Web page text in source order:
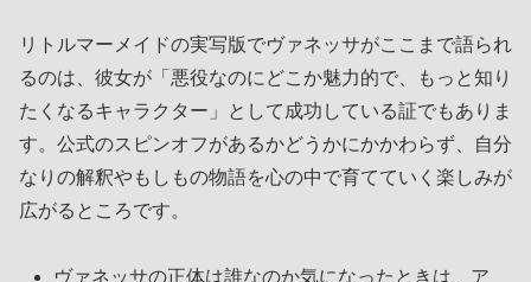
リトルマーメイドの実写版でヴァネッサがここまで語られ
るのは、彼女が「悪役なのにどこか魅力的で、もっと知り
たくなるキャラクター」として成功している証でもありま
す。公式のスピンオフがあるかどうかにかかわらず、自分
なりの解釈やもしもの物語を心の中で育てていく楽しみが
広がるところです。
ヴァネッサの正体は誰なのか気になったときは、ア